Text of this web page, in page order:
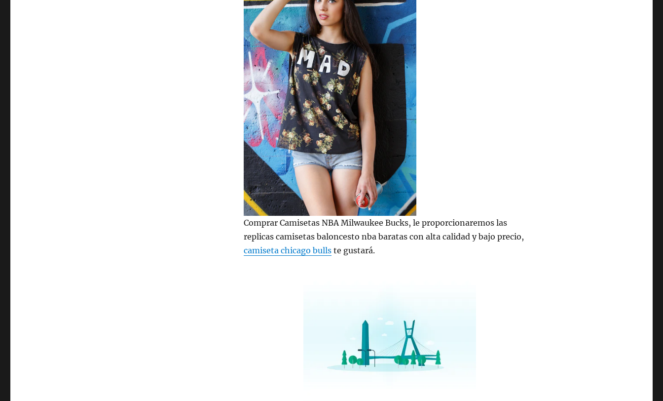
Comprar Camisetas NBA Milwaukee Bucks, le proporcionaremos las
replicas camisetas baloncesto nba baratas con alta calidad y bajo precio,
camiseta chicago bulls te gustará.